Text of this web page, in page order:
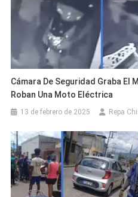
Cámara De Seguridad Graba El
Roban Una Moto Eléctrica
13 de febrero de 2025 Repa